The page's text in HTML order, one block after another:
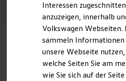
Laden Zuhause
Ladestationen finden
Ladezeitensimulator
Batterie
Sicherheit
Nachhaltigkeit
Technologie
Kosten und Kauf
Interessen
anzuzeigen, innerhalb
Volkswagen Webseiten.
sammeln Informationen
unsere Webseite
welche Seiten Sie am
wie Sie sich auf der